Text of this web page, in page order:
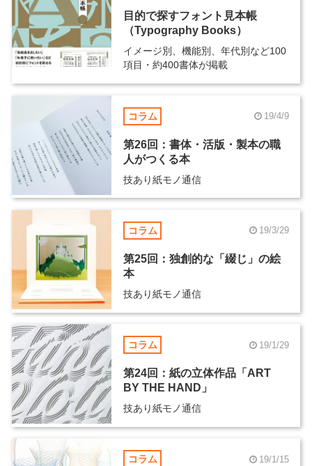
目的で探すフォント見本帳
（Typography Books）
イメージ別、機能別、年代別など100
項目・約400書体が掲載
コラム 19/4/9
第26回：書体・活版・製本の職
人がつくる本
技あり紙モノ通信
コラム 19/3/29
第25回：独創的な「綴じ」の絵
本
技あり紙モノ通信
コラム 19/1/29
第24回：紙の立体作品「ART
BY THE HAND」
技あり紙モノ通信
コラム 19/1/15